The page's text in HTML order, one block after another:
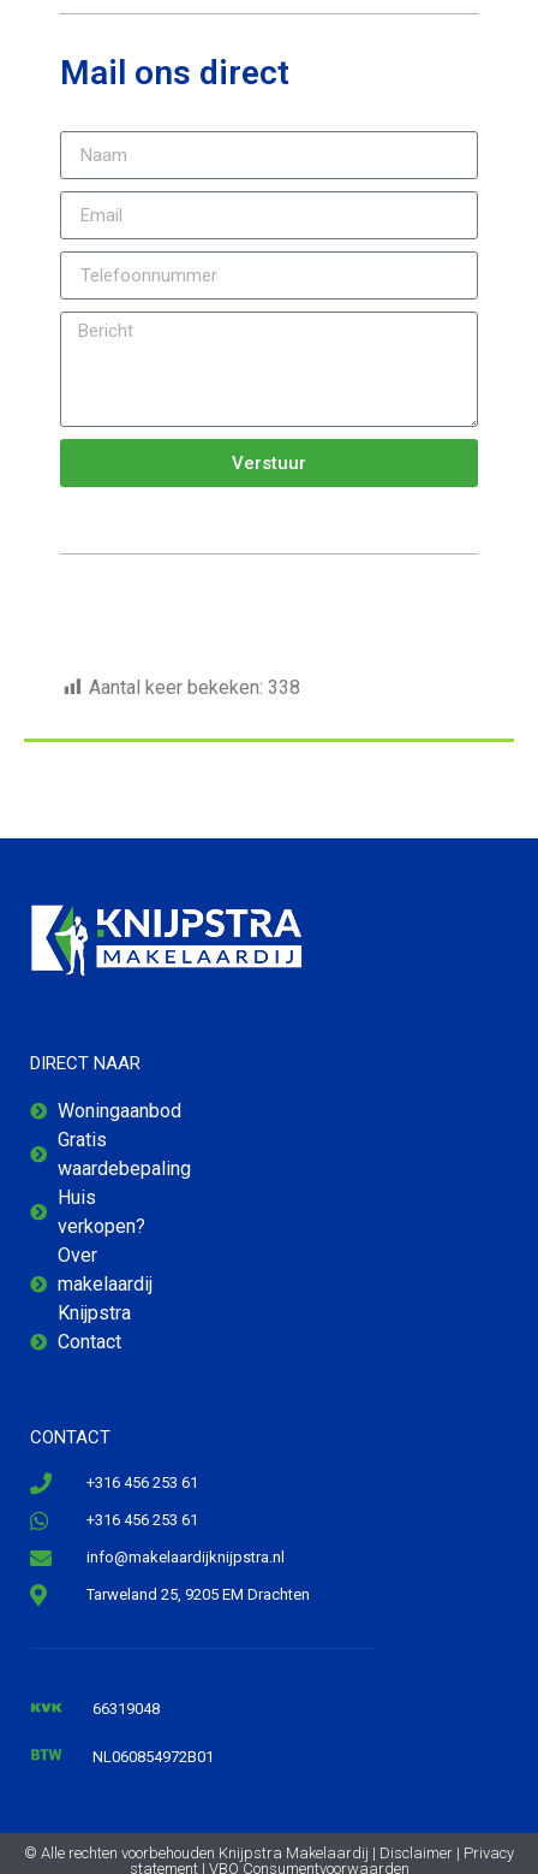
Mail ons direct
Verstuur
Aantal keer bekeken: 338
DIRECT NAAR
Woningaanbod
Gratis
waardebepaling
Huis
verkopen?
Over
makelaardij
Knijpstra
Contact
CONTACT
+316 456 253 61
+316 456 253 61
info@makelaardijknijpstra.nl
Tarweland 25, 9205 EM Drachten
66319048
NL060854972B01
© Alle rechten voorbehouden Knijpstra Makelaardij | Disclaimer | Privacy
statement| VBO Consumentvoorwaarden